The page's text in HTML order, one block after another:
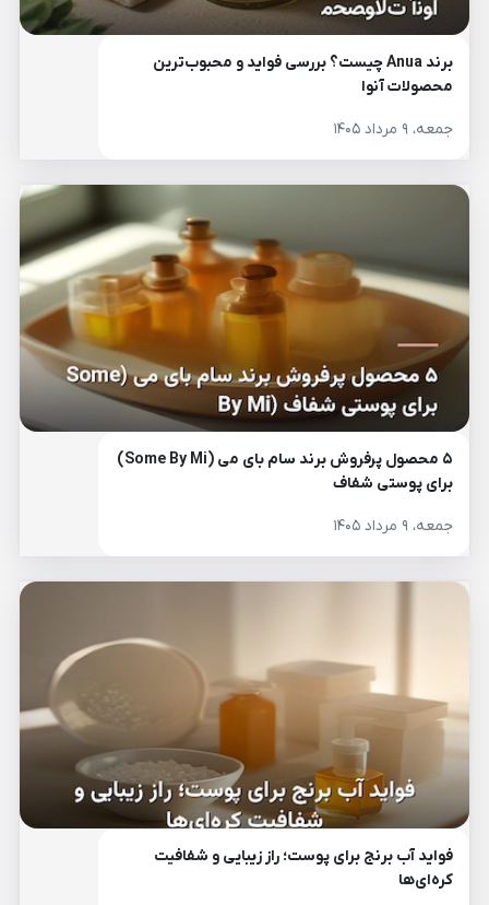
برند Anua چیست؟ بررسی فواید و محبوب‌ترین
محصولات آنوا
جمعه، ۹ مرداد ۱۴۰۵
۵ محصول پرفروش برند سام بای می (Some By Mi)
برای پوستی شفاف
جمعه، ۹ مرداد ۱۴۰۵
فواید آب برنج برای پوست؛ راز زیبایی و شفافیت
کره‌ای‌ها